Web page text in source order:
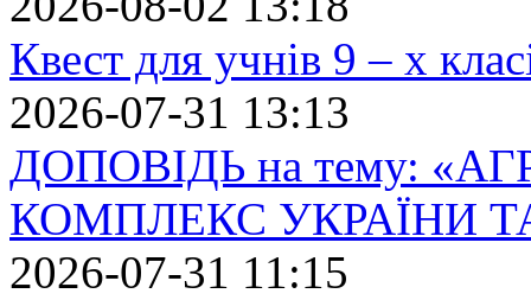
Квест для учнів 9 – х
2026-07-31 13:13
ДОПОВІДЬ на тему:
КОМПЛЕКС УКРАЇНИ
2026-07-31 11:15